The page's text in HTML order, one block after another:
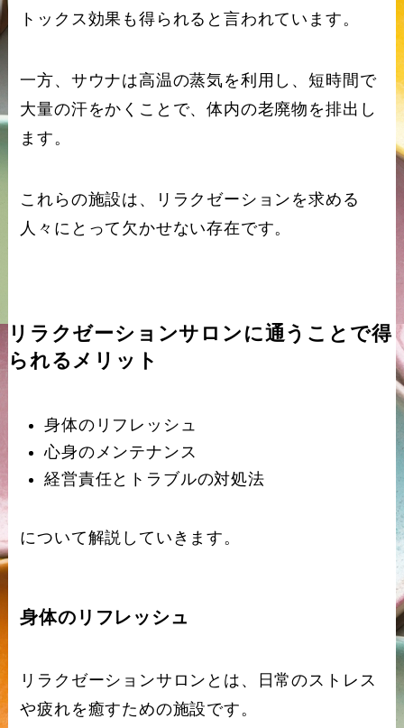
トックス効果も得られると言われています。
一方、サウナは高温の蒸気を利用し、短時間で
大量の汗をかくことで、体内の老廃物を排出し
ます。
これらの施設は、リラクゼーションを求める
人々にとって欠かせない存在です。
リラクゼーションサロンに通うことで得
られるメリット
身体のリフレッシュ
心身のメンテナンス
経営責任とトラブルの対処法
について解説していきます。
身体のリフレッシュ
リラクゼーションサロンとは、日常のストレス
や疲れを癒すための施設です。